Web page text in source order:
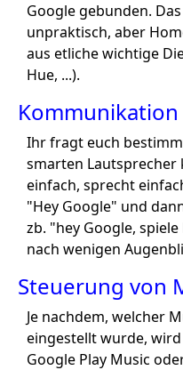
Google gebunden.
unpraktisch, aber
aus etliche wichtige
Hue, ...).
Ihr fragt euch
smarten Lautsprecher
einfach, sprecht
"Hey Google" und
zb. "hey Google,
nach wenigen
Steuerung von
Je nachdem, welcher
eingestellt wurde,
Google Play Music